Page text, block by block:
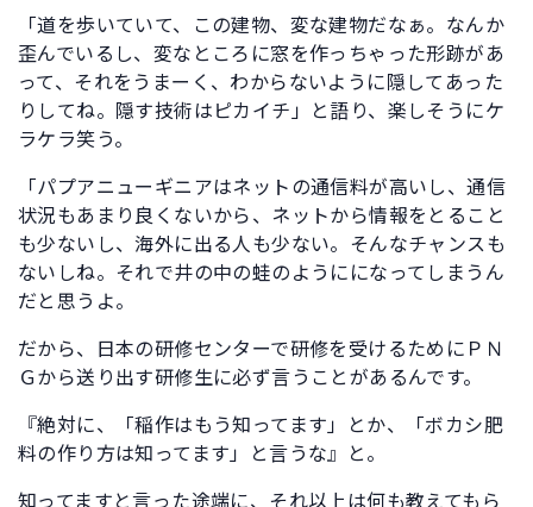
「道を歩いていて、この建物、変な建物だなぁ。なんか
歪んでいるし、変なところに窓を作っちゃった形跡があ
って、それをうまーく、わからないように隠してあった
りしてね。隠す技術はピカイチ」と語り、楽しそうにケ
ラケラ笑う。
「パプアニューギニアはネットの通信料が高いし、通信
状況もあまり良くないから、ネットから情報をとること
も少ないし、海外に出る人も少ない。そんなチャンスも
ないしね。それで井の中の蛙のようにになってしまうん
だと思うよ。
だから、日本の研修センターで研修を受けるためにＰＮ
Ｇから送り出す研修生に必ず言うことがあるんです。
『絶対に、「稲作はもう知ってます」とか、「ボカシ肥
料の作り方は知ってます」と言うな』と。
知ってますと言った途端に、それ以上は何も教えてもら